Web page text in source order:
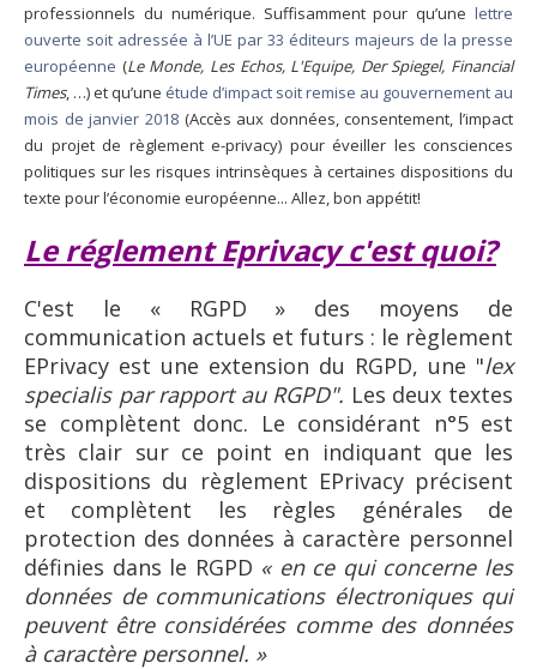
professionnels du numérique. Suffisamment pour qu’une lettre
ouverte soit adressée à l’UE par 33 éditeurs majeurs de la presse
européenne (Le Monde, Les Echos, L'Equipe, Der Spiegel, Financial
Times, …) et qu’une étude d’impact soit remise au gouvernement au
mois de janvier 2018(Accès aux données, consentement, l’impact
du projet de règlement e-privacy) pour éveiller les consciences
politiques sur les risques intrinsèques à certaines dispositions du
texte pour l’économie européenne... Allez, bon appétit!
Le réglement Eprivacy c'est quoi?
C'est le « RGPD » des moyens de
communication actuels et futurs : le règlement
EPrivacy est une extension du RGPD, une "lex
specialis par rapport au RGPD". Les deux textes
se complètent donc. Le considérant n°5 est
très clair sur ce point en indiquant que les
dispositions du règlement EPrivacy précisent
et complètent les règles générales de
protection des données à caractère personnel
définies dans le RGPD « en ce qui concerne les
données de communications électroniques qui
peuvent être considérées comme des données
à caractère personnel. »